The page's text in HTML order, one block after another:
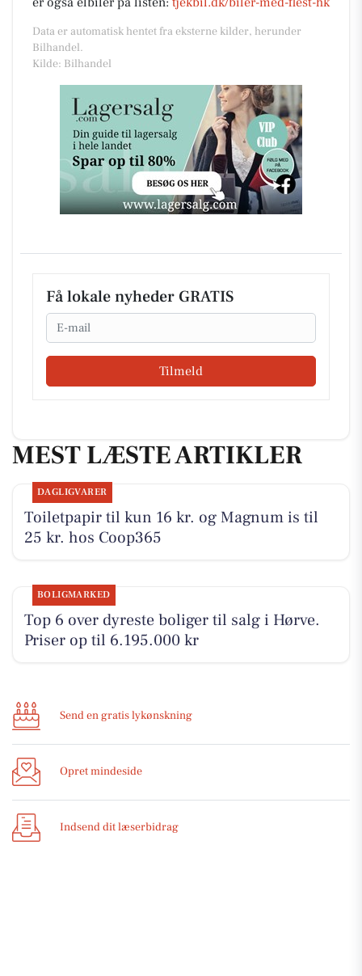
Data er automatisk hentet fra eksterne kilder, herunder
Bilhandel.
Kilde: Bilhandel
Få lokale nyheder GRATIS
Email
Tilmeld
MEST LÆSTE ARTIKLER
DAGLIGVARER
Toiletpapir til kun 16 kr. og Magnum is til
25 kr. hos Coop365
BOLIGMARKED
Top 6 over dyreste boliger til salg i Hørve.
Priser op til 6.195.000 kr
Send en gratis lykønskning
Opret mindeside
Indsend dit læserbidrag